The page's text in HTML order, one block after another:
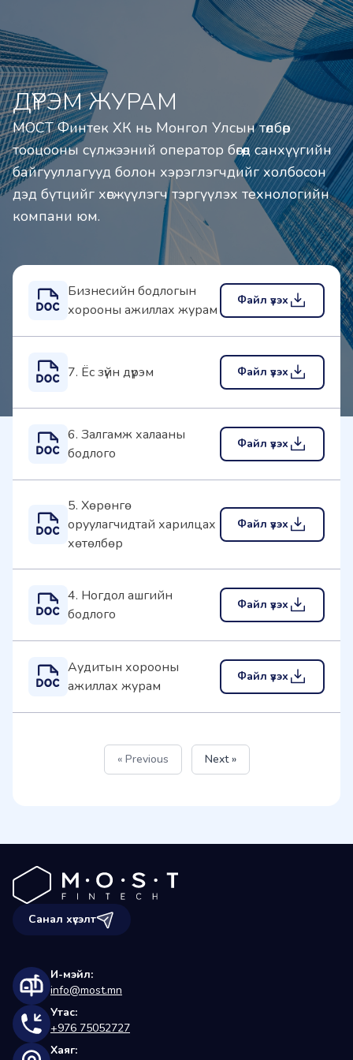
ДҮРЭМ ЖУРАМ
МОСТ Финтек ХК нь Монгол Улсын төлбөр
тооцооны сүлжээний оператор бөгөөд санхүүгийн
байгууллагууд болон хэрэглэгчдийг холбосон
дэд бүтцийг хөгжүүлэгч тэргүүлэх технологийн
компани юм.
Бизнесийн бодлогын
хорооны ажиллах журам
Файл үзэх
7. Ёс зүйн дүрэм Файл үзэх
6. Залгамж халааны
бодлого
Файл үзэх
5. Хөрөнгө
оруулагчидтай харилцах
хөтөлбөр
Файл үзэх
4. Ногдол ашгийн
бодлого
Файл үзэх
Аудитын хорооны
ажиллах журам
Файл үзэх
« Previous Next »
Санал хүсэлт
И-мэйл:
info@most.mn
Утас:
+976 75052727
Хаяг: